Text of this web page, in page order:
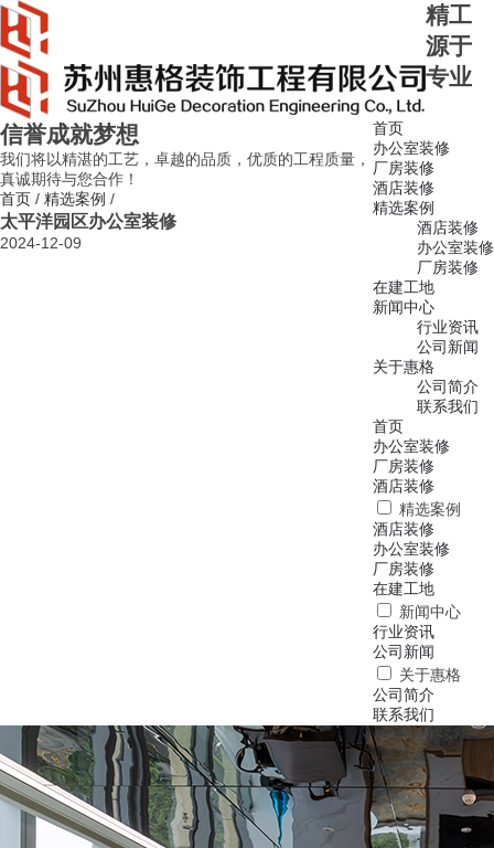
首页
办公室装修
厂房装修
酒店装修
精选案例
酒店装修
办公室装修
厂房装修
在建工地
新闻中心
行业资讯
公司新闻
关于惠格
公司简介
联系我们
首页
办公室装修
厂房装修
酒店装修
精选案例
酒店装修
办公室装修
厂房装修
在建工地
新闻中心
行业资讯
公司新闻
关于惠格
公司简介
联系我们
精工
源于
专业
信誉成就梦想
我们将以精湛的工艺，卓越的品质，优质的工程质量，
真诚期待与您合作！
首页 / 精选案例 /
太平洋园区办公室装修
2024-12-09